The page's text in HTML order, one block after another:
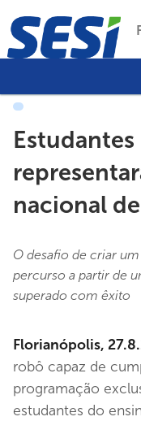
para
conteúdo
Estudantes
nacional
O desafio de criar
percurso a partir de
superado com êxito
Florianópolis,
robô capaz de
programação
estudantes do